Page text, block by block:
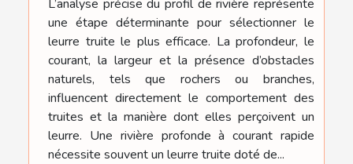
L’analyse précise du profil de rivière représente
une étape déterminante pour sélectionner le
leurre truite le plus efficace. La profondeur, le
courant, la largeur et la présence d’obstacles
naturels, tels que rochers ou branches,
influencent directement le comportement des
truites et la manière dont elles perçoivent un
leurre. Une rivière profonde à courant rapide
nécessite souvent un leurre truite doté de...